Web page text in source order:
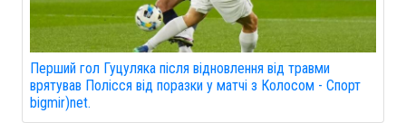
Перший гол Гуцуляка після відновлення від травми
врятував Полісся від поразки у матчі з Колосом - Спорт
bigmir)net.